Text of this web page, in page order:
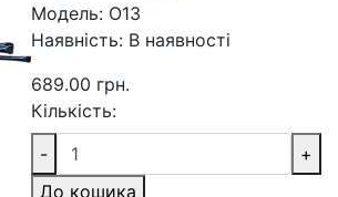
Модель: O13
Наявність: В наявності
689.00 грн.
Кількість:
-
+
До кошика